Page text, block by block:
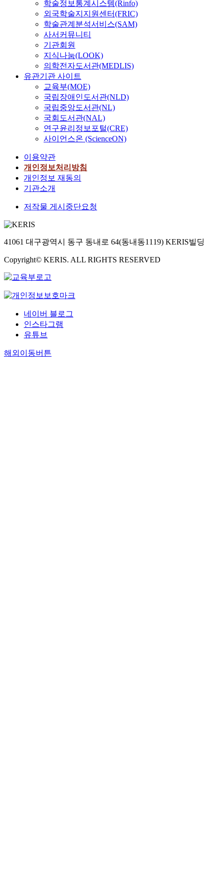
학술정보통계시스템(Rinfo)
외국학술지지원센터(FRIC)
학술관계분석서비스(SAM)
사서커뮤니티
기관회원
지식나눔(LOOK)
의학전자도서관(MEDLIS)
유관기관 사이트
교육부(MOE)
국립장애인도서관(NLD)
국립중앙도서관(NL)
국회도서관(NAL)
연구윤리정보포털(CRE)
사이언스온 (ScienceON)
이용약관
개인정보처리방침
개인정보 재동의
기관소개
저작물 게시중단요청
41061 대구광역시 동구 동내로 64(동내동1119) KERIS빌딩
Copyright© KERIS. ALL RIGHTS RESERVED
네이버 블로그
인스타그램
유튜브
해외이동버튼